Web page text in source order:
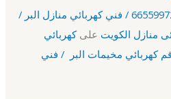
رقم كهربائي مخيمات البر / 66559972 / فني كهربائي منازل البر /
منازل الكويت علىكهربائي
البر / 66629504 / رقم كهربائي مخيمات البر / فني